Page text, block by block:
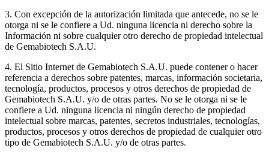
3. Con excepción de la autorización limitada que antecede, no se le
otorga ni se le confiere a Ud. ninguna licencia ni derecho sobre la
Información ni sobre cualquier otro derecho de propiedad intelectual
de Gemabiotech S.A.U.
4. El Sitio Internet de Gemabiotech S.A.U. puede contener o hacer
referencia a derechos sobre patentes, marcas, información societaria,
tecnología, productos, procesos y otros derechos de propiedad de
Gemabiotech S.A.U. y/o de otras partes. No se le otorga ni se le
confiere a Ud. ninguna licencia ni ningún derecho de propiedad
intelectual sobre marcas, patentes, secretos industriales, tecnologías,
productos, procesos y otros derechos de propiedad de cualquier otro
tipo de Gemabiotech S.A.U. y/o de otras partes.